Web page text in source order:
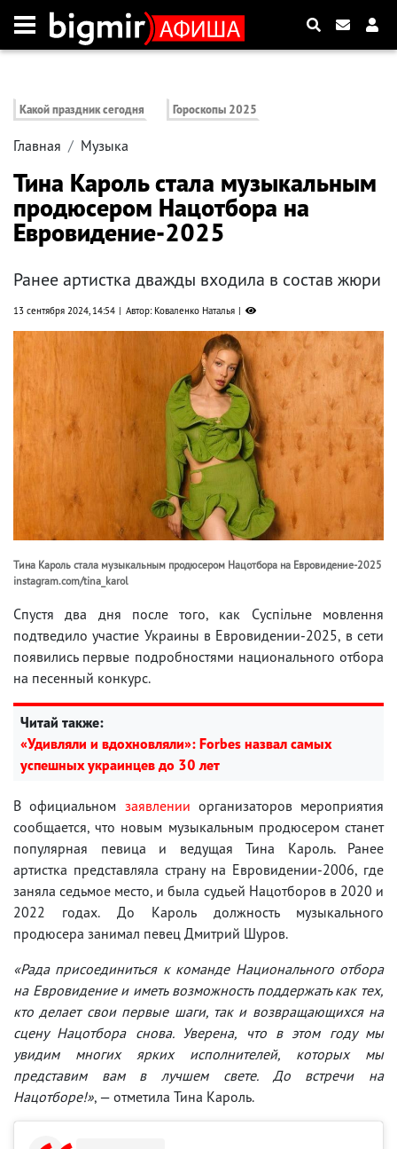
Какой праздник сегодня Гороскопы 2025
Главная Музыка
Тина Кароль стала музыкальным
продюсером Нацотбора на
Евровидение-2025
Ранее артистка дважды входила в состав жюри
13 сентября 2024, 14:54 Автор: Коваленко Наталья
Тина Кароль стала музыкальным продюсером Нацотбора на Евровидение-2025
instagram.com/tina_karol
Спустя два дня после того, как Суспільне мовлення
подтведило участие Украины в Евровидении-2025, в сети
появились первые подробностями национального отбора
на песенный конкурс.
Читай также:
«Удивляли и вдохновляли»: Forbes назвал самых
успешных украинцев до 30 лет
В официальном заявлении организаторов мероприятия
сообщается, что новым музыкальным продюсером станет
популярная певица и ведущая Тина Кароль. Ранее
артистка представляла страну на Евровидении-2006, где
заняла седьмое место, и была судьей Нацотборов в 2020 и
2022 годах. До Кароль должность музыкального
продюсера занимал певец Дмитрий Шуров.
«Рада присоединиться к команде Национального отбора
на Евровидение и иметь возможность поддержать как тех,
кто делает свои первые шаги, так и возвращающихся на
сцену Нацотбора снова. Уверена, что в этом году мы
увидим многих ярких исполнителей, которых мы
представим вам в лучшем свете. До встречи на
Нацотборе!», — отметила Тина Кароль.